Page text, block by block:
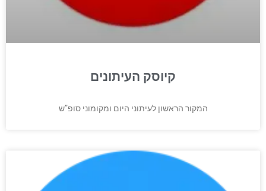
קיוסק העיתונים
המקור הראשון לעיתוני היום ומקומוני סופ”ש